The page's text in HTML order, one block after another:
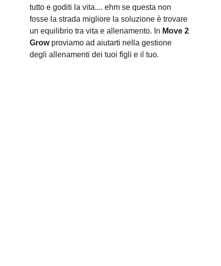
tutto e goditi la vita.... ehm se questa non
fosse la strada migliore la soluzione è trovare
un equilibrio tra vita e allenamento. In Move 2
Grow proviamo ad aiutarti nella gestione
degli allenamenti dei tuoi figli e il tuo.